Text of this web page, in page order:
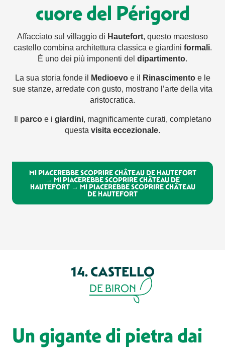
cuore del Périgord
Affacciato sul villaggio di Hautefort, questo maestoso
castello combina architettura classica e giardini formali.
È uno dei più imponenti del dipartimento.
La sua storia fonde il Medioevoe il Rinascimentoe le
sue stanze, arredate con gusto, mostrano l’arte della vita
aristocratica.
parcoe i giardini, magnificamente curati, completano
questa visita eccezionale.
MI PIACEREBBE SCOPRIRE CHÂTEAU DE HAUTEFORT
→ MI PIACEREBBE SCOPRIRE CHÂTEAU DE
HAUTEFORT → MI PIACEREBBE SCOPRIRE CHÂTEAU
DE HAUTEFORT
14. CASTELLO
DE BIRON
Un gigante di pietra dai